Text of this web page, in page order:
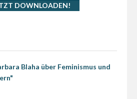
DOWNLOADEN!
Blaha über Feminismus und